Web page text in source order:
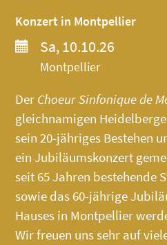
Konzert in Montpellier
Sa, 10.10.26
Montpellier
Der Choeur Sinfonique de
gleichnamigen
sein 20-jähriges Bestehen
ein Jubiläumskonzert
seit 65 Jahren bestehende
sowie das 60-jährige
Hauses in Montpellier
Wir freuen uns sehr auf